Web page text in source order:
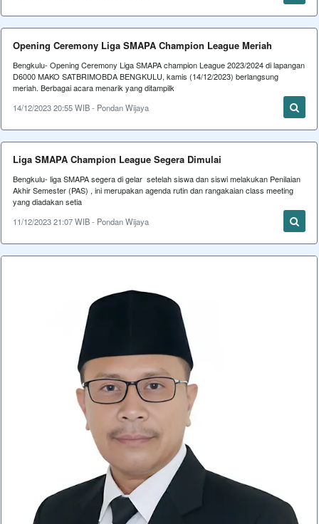
Opening Ceremony Liga SMAPA Champion League Meriah
Bengkulu- Opening Ceremony Liga SMAPA champion League 2023/2024 di lapangan
D6000 MAKO SATBRIMOBDA BENGKULU, kamis (14/12/2023) berlangsung
meriah. Berbagai acara menarik yang ditampilk
14/12/2023 20:55 WIB - Pondan Wijaya
Liga SMAPA Champion League Segera Dimulai
Bengkulu- liga SMAPA segera di gelar setelah siswa dan siswi melakukan Penilaian
Akhir Semester (PAS) , ini merupakan agenda rutin dan rangakaian class meeting
yang diadakan setia
11/12/2023 21:07 WIB - Pondan Wijaya